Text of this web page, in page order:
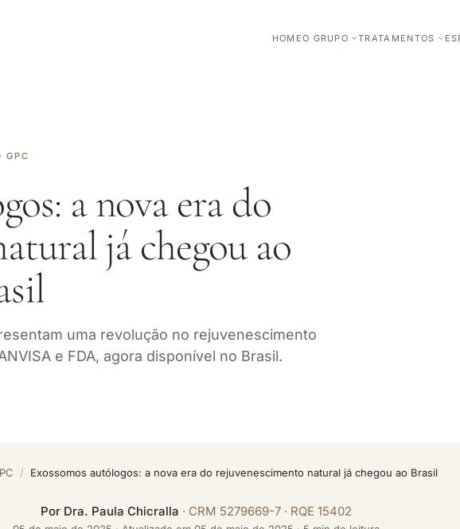
HOMEO GRUPO TRATAMENTOS
GPC
a nova era do
já chegou ao
uma revolução no rejuvenescimento
e FDA, agora disponível no Brasil.
/ Exossomos autólogos: a nova era do rejuvenescimento natural já chegou ao Brasil
Por Dra. Paula Chicralla · CRM 5279669-7 · RQE 15402